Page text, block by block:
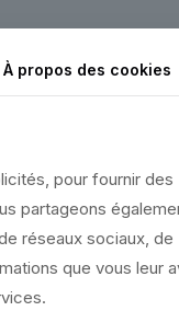
du sucre.
les bords de la
minutes à 200°C.
À propos des cookies
pour fournir des
partageons
réseaux sociaux, de
que vous leur